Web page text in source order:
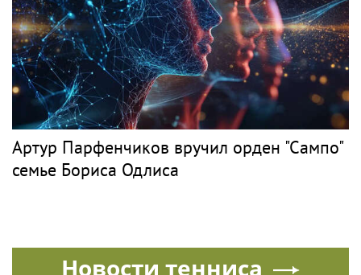
PR
ТЕПЛЯКОВ Поп